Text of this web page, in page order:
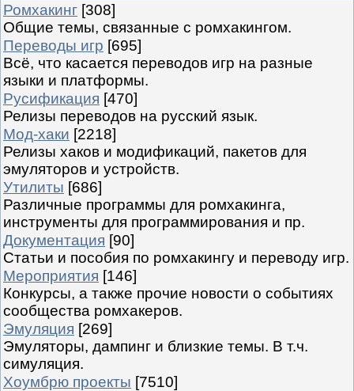
Ромхакинг [308]
Общие темы, связанные с ромхакингом.
Переводы игр [695]
Всё, что касается переводов игр на разные
языки и платформы.
Русификация [470]
Релизы переводов на русский язык.
Мод-хаки [2218]
Релизы хаков и модификаций, пакетов для
эмуляторов и устройств.
Утилиты [686]
Различные программы для ромхакинга,
инструменты для программирования и пр.
Документация [90]
Статьи и пособия по ромхакингу и переводу игр.
Мероприятия [146]
Конкурсы, а также прочие новости о событиях
сообщества ромхакеров.
Эмуляция [269]
Эмуляторы, дампинг и близкие темы. В т.ч.
симуляция.
Хоумбрю проекты [7510]